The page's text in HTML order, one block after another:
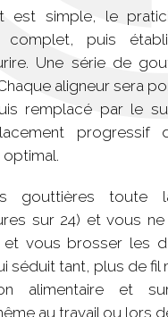
est simple, le
complet, puis
Une série de
aligneur sera
remplacé par le
progressif
optimal.
gouttières toute
sur 24) et vous
vous brosser les
séduit tant, plus de fil
alimentaire et
au travail ou lors